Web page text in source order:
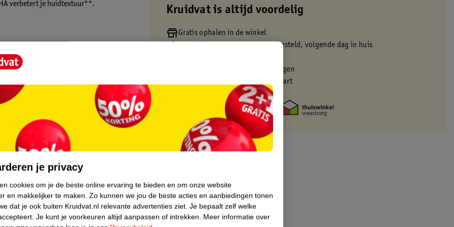
verbetert je huidtextuur**.
Toner?
L'Oréal Paris Revitalift Vitamin C* Pore
in ronddraaiende bewegingen op je huid
Kruidvat is altijd voordelig
Gratis ophalen in de winkel
Op werkdagen voor 22:00 uur besteld, volgende dag in huis
Gratis thuisbezorgd vanaf 50.00
Gratis retourneren binnen 30 dagen
Gratis punten met je Kruidvat kaart
je privacy
cookies om je de beste online ervaring te bieden en om onze website
en makkelijker te maken. Zo kunnen we jou de beste acties en aanbiedingen tonen
dat je ook buiten Kruidvat.nl relevante advertenties ziet. Je bepaalt zelf welke
Je kunt je voorkeuren altijd aanpassen of intrekken. Meer informatie over